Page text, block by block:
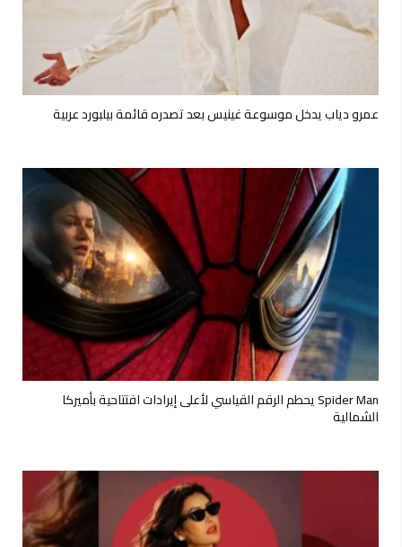
عمرو دياب يدخل موسوعة غينيس بعد تصدره قائمة بيلبورد عربية
Spider Man يحطم الرقم القياسي لأعلى إيرادات افتتاحية بأميركا
الشمالية